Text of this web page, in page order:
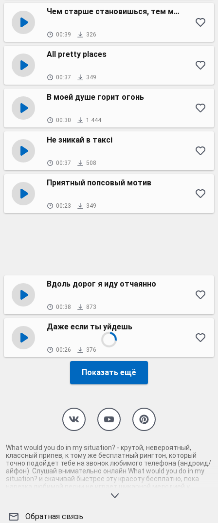
Чем старше становишься, тем меньше плачешь
00:39 326
All pretty places
00:37 349
В моей душе горит огонь
00:30 1 444
Не зникай в таксі
00:37 508
Приятный попсовый мотив
00:23 349
Вдоль дорог я иду отчаянно
00:38 873
Даже если ты уйдешь
00:26 376
Показать ещё
What would you do in my situation? - крутой, невероятный,
классный припев, к тому же бесплатный рингтон, который
точно подойдет тебе на звонок любимого телефона (андроид/
айфон). Слушай внимательно онлайн What would you do in my
situation? и скачивай быстрее эту красоту бесплатно, пока
нарезка любимой песни не играет шикарной мелодией у
каждого второго на звонке. Будь первым, кто скачает
situation?. Кроме того, ты можешь найти и скачать другую
Обратная связь